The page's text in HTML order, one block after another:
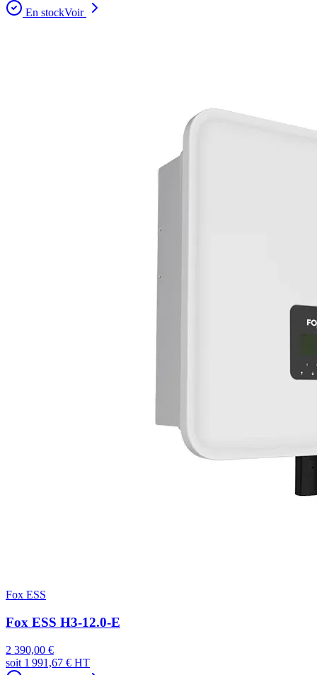
En stockVoir
Fox ESS
Fox ESS H3-12.0-E
2 390,00 €
soit 1 991,67 € HT